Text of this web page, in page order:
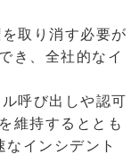
取り消す必要が
き、全社的なイ
呼び出しや認可
維持するととも
インシデント